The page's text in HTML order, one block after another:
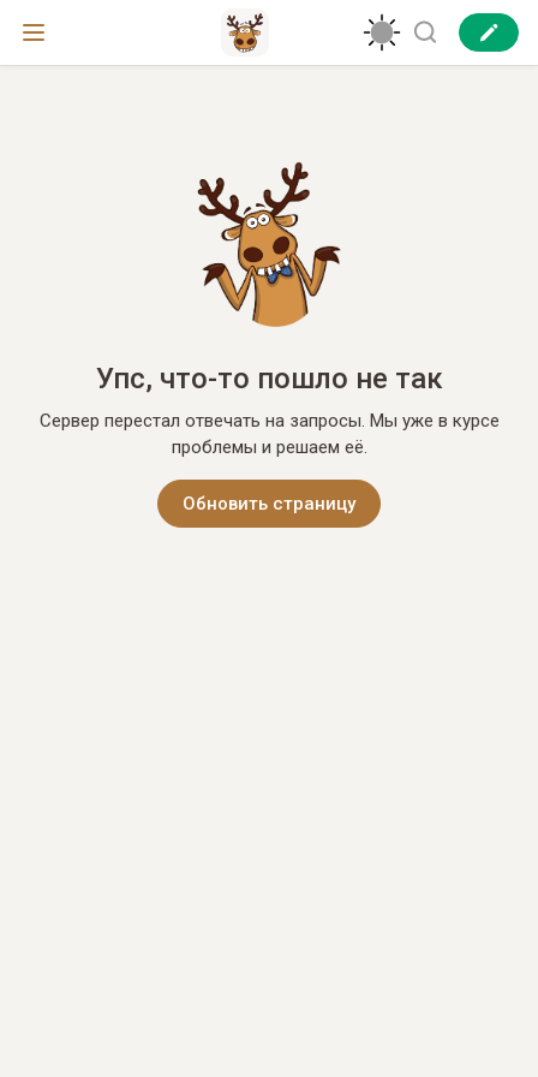
Упс, что-то пошло не так
Сервер перестал отвечать на запросы. Мы уже в курсе
проблемы и решаем её.
Обновить страницу